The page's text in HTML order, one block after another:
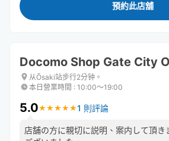
預約此店舖
Docomo Shop Gate City
从Ōsaki站步行2分钟。
本日營業時間 : 10:00〜19:00
5.0★ ★ ★ ★ ★
★ ★ ★ ★ ★1 則評論
店舗の方に親切に説明、案内して頂き